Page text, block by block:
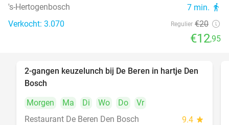
's-Hertogenbosch 7 min. directions_walk
Verkocht: 3.070 Regulier €20
€12,95
43%
2-gangen keuzelunch bij De Beren in hartje Den
Bosch
Morgen
Ma Di Wo Do
Vr
Restaurant De Beren Den Bosch
9.4 star